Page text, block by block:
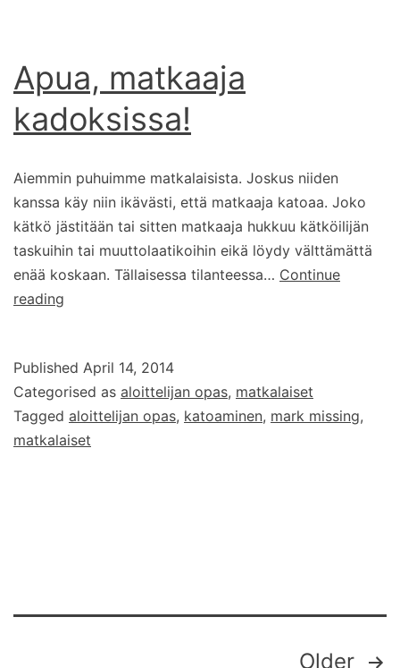
Apua, matkaaja
kadoksissa!
Aiemmin puhuimme matkalaisista. Joskus niiden
kanssa käy niin ikävästi, että matkaaja katoaa. Joko
kätkö jästitään tai sitten matkaaja hukkuu kätköilijän
taskuihin tai muuttolaatikoihin eikä löydy välttämättä
enää koskaan. Tällaisessa tilanteessa… Continue
reading
Published April 14, 2014
Categorised as aloittelijan opas, matkalaiset
Tagged aloittelijan opas, katoaminen, mark missing,
matkalaiset
Older